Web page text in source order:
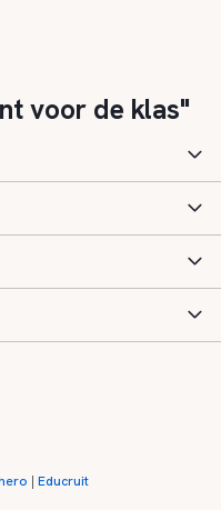
voor de klas"
|Educruit